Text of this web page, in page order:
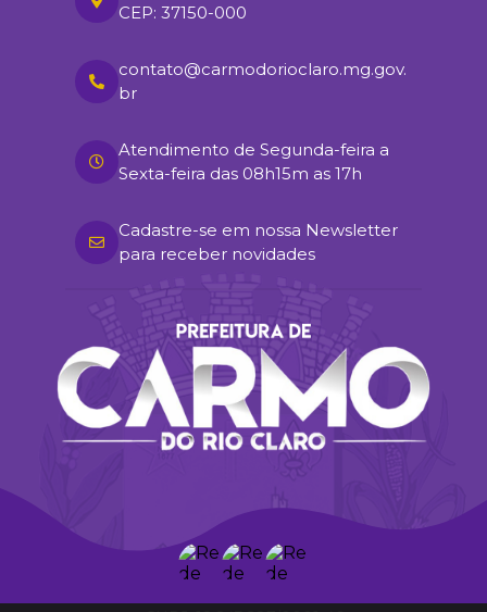
CEP: 37150-000
contato@carmodorioclaro.mg.gov.
br
Atendimento de Segunda-feira a
Sexta-feira das 08h15m as 17h
Cadastre-se em nossa Newsletter
para receber novidades